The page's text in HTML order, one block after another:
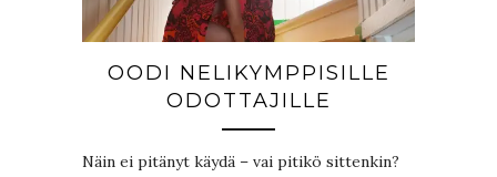
OODI NELIKYMPPISILLE
ODOTTAJILLE
Näin ei pitänyt käydä – vai pitikö sittenkin?